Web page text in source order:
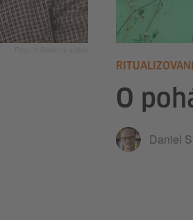
O
Daniel